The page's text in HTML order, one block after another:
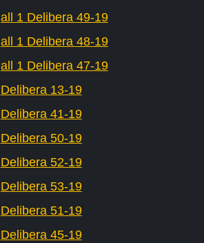
all 1 Delibera 49-19
all 1 Delibera 48-19
all 1 Delibera 47-19
Delibera 13-19
Delibera 41-19
Delibera 50-19
Delibera 52-19
Delibera 53-19
Delibera 51-19
Delibera 45-19